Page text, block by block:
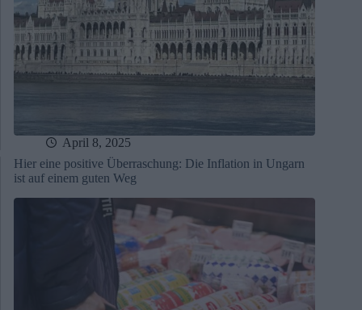
April 8, 2025
Hier eine positive Überraschung: Die Inflation in Ungarn
ist auf einem guten Weg